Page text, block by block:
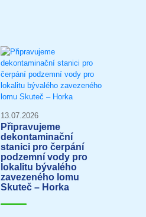
13.07.2026
Připravujeme
dekontaminační
stanici pro čerpání
podzemní vody pro
lokalitu bývalého
zavezeného lomu
Skuteč – Horka